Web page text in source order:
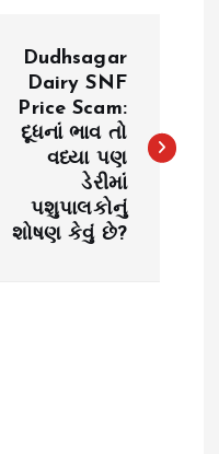
Dudhsagar
Dairy SNF
Price Scam:
દૂધનાં ભાવ તો
વધ્યા પણ
ડેરીમાં
પશુપાલકોનું
શોષણ કેવું છે?